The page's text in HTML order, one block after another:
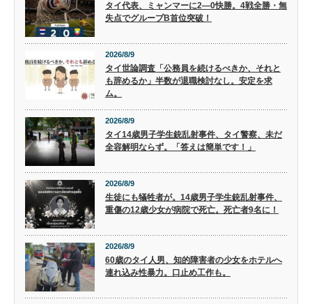
タイ代表、ミャンマーに2―0快勝。4戦全勝・無
失点でグループB首位突破！
2026/8/9
タイ世論調査「公務員を続けるべきか、それと
も辞めるか」半数が退職検討なし。安定を求
ム。
2026/8/9
タイ14歳男子学生銃乱射事件、タイ警察、未だ
全容解明ならず。「答えは簡単です！」
2026/8/9
生徒にも犠牲者が。14歳男子学生銃乱射事件、
重傷の12歳少女が病院で死亡。死亡者9名に！
2026/8/9
60歳のタイ人男、知的障害者の少女をホテルへ
連れ込み性暴力。口止め工作も。